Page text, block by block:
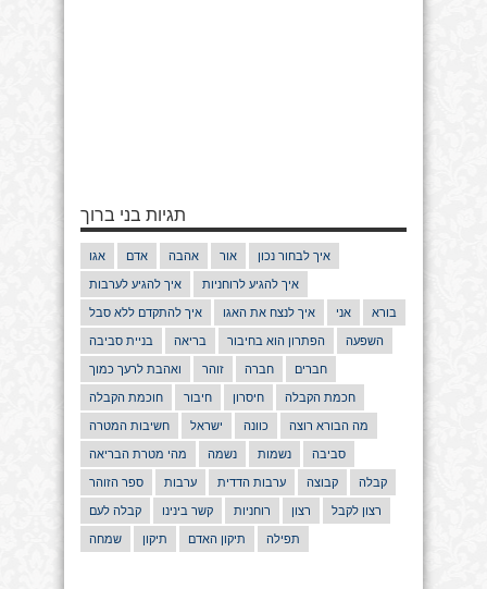
תגיות בני ברוך
אגו אדם אהבה אור איך לבחור נכון
איך להגיע לערבות איך להגיע לרוחניות
איך להתקדם ללא סבל איך לנצח את האגו אני בורא
בניית סביבה בריאה הפתרון הוא בחיבור השפעה
ואהבת לרעך כמוך זוהר חברה חברים
חוכמת הקבלה חיבור חיסרון חכמת הקבלה
חשיבות המטרה ישראל כוונה מה הבורא רוצה
מהי מטרת הבריאה נשמה נשמות סביבה
ספר הזוהר ערבות ערבות הדדית קבוצה קבלה
קבלה לעם קשר בינינו רוחניות רצון רצון לקבל
שמחה תיקון תיקון האדם תפילה